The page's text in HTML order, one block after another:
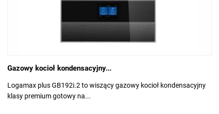
Gazowy kocioł kondensacyjny...
Logamax plus GB192i.2 to wiszący gazowy kocioł kondensacyjny
klasy premium gotowy na...